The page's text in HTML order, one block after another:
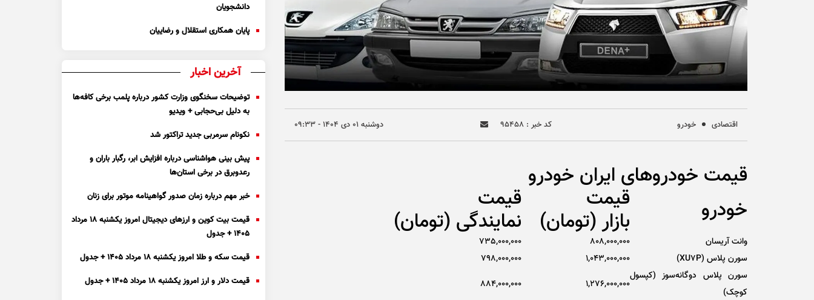
اقتصادی خودرو کد خبر : ۹۵۴۵۸ دوشنبه ۰۱ دی ۱۴۰۴ - ۰۹:۳۳
قیمت خودروهای ایران خودرو
خودرو
قیمت
بازار (تومان)
قیمت
نمایندگی (تومان)
وانت آریسان 808,000,000
735,000,000
سورن پلاس (XU7P)
1,043,000,000
798,000,000
سورن پلاس دوگانه‌سوز (کپسول
کوچک)
1,276,000,000
884,000,000
دانشجویان
پایان همکاری استقلال و رضاییان
آخرین اخبار
توضیحات سخنگوی وزارت کشور درباره پلمب برخی کافه‌ها
به دلیل بی‌حجابی + ویدیو
نکونام سرمربی جدید تراکتور شد
پیش بینی هواشناسی درباره افزایش ابر، رگبار باران و
رعدوبرق در برخی استان‌ها
خبر مهم درباره زمان صدور گواهینامه موتور برای زنان
قیمت بیت کوین و ارز‌های دیجیتال امروز یکشنبه ۱۸ مرداد
۱۴۰۵ + جدول
قیمت سکه و طلا امروز یکشنبه ۱۸ مرداد ۱۴۰۵ + جدول
قیمت دلار و ارز امروز یکشنبه ۱۸ مرداد ۱۴۰۵ + جدول